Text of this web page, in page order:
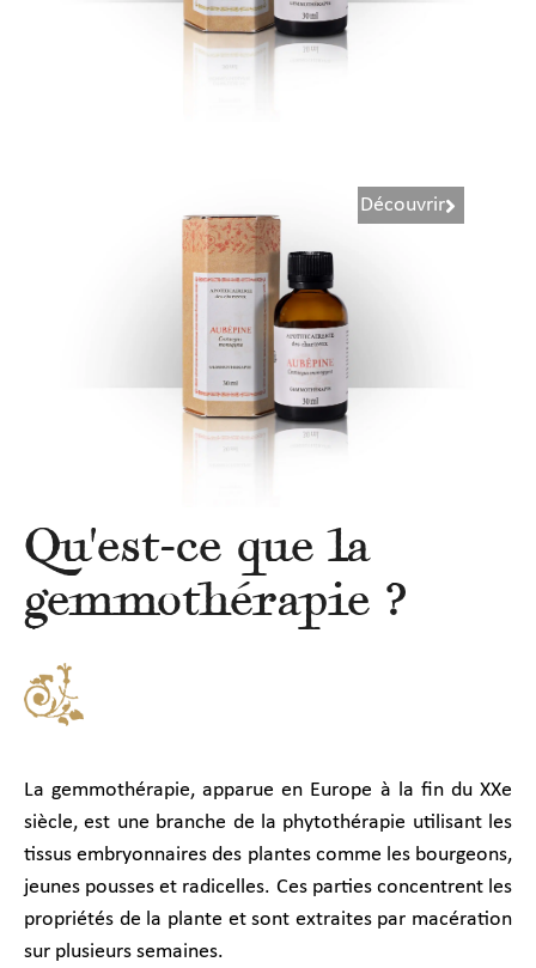
Découvrir
Qu'est-ce que la
gemmothérapie ?
La gemmothérapie, apparue en Europe à la fin du XXe
siècle, est une branche de la phytothérapie utilisant les
tissus embryonnaires des plantes comme les bourgeons,
jeunes pousses et radicelles. Ces parties concentrent les
propriétés de la plante et sont extraites par macération
sur plusieurs semaines.